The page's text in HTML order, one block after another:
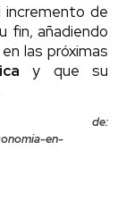
incremento de
fin, añadiendo
las próximas
y que su
de:
en-